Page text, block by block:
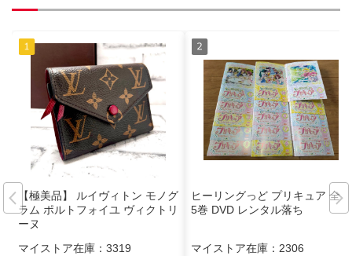
【極美品】 ルイヴィトン モノグ
ラム ポルトフォイユ ヴィクトリ
ーヌ
マイストア在庫： 3319
ヒーリングっど プリキュア 全1
5巻 DVD レンタル落ち
マイストア在庫： 2306